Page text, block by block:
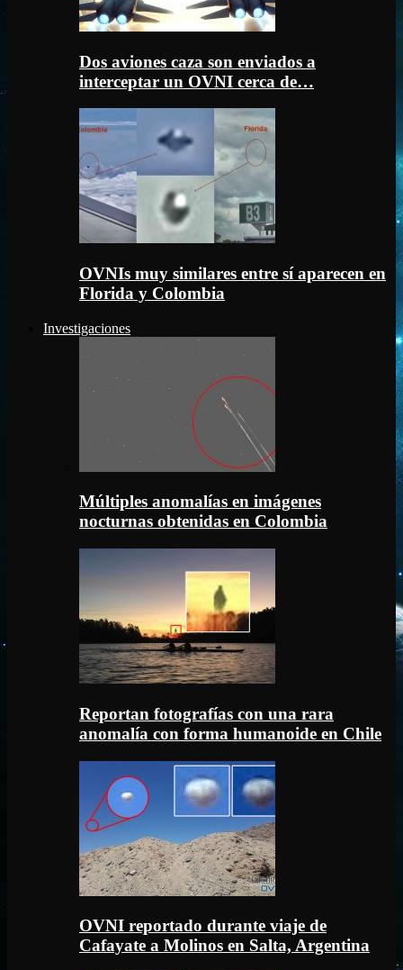
Dos aviones caza son enviados a
interceptar un OVNI cerca de…
OVNIs muy similares entre sí aparecen en
Florida y Colombia
Investigaciones
Múltiples anomalías en imágenes
nocturnas obtenidas en Colombia
Reportan fotografías con una rara
anomalía con forma humanoide en Chile
OVNI reportado durante viaje de
Cafayate a Molinos en Salta, Argentina